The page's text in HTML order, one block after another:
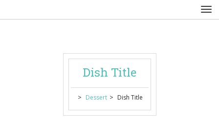
Dish Title
> Dessert > Dish Title